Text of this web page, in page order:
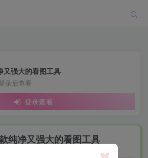
又强大的看图工具
录后查看
登录查看
纯净又强大的看图工具